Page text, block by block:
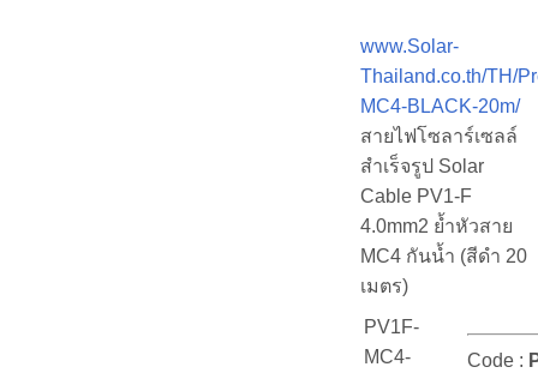
www.Solar-
Thailand.co.th/TH/
MC4-BLACK-20m/
สายไฟโซลาร์เซลล์
สำเร็จรูป Solar
Cable PV1-F
4.0mm2 ย้ำหัวสาย
MC4 กันน้ำ (สีดำ 20
เมตร)
PV1F-
MC4-
Code :